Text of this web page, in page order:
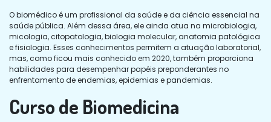
O biomédico é um profissional da saúde e da ciência essencial na
saúde pública. Além dessa área, ele ainda atua na microbiologia,
micologia, citopatologia, biologia molecular, anatomia patológica
e fisiologia. Esses conhecimentos permitem a atuação laboratorial,
mas, como ficou mais conhecido em 2020, também proporciona
habilidades para desempenhar papéis preponderantes no
enfrentamento de endemias, epidemias e pandemias.
Curso de Biomedicina